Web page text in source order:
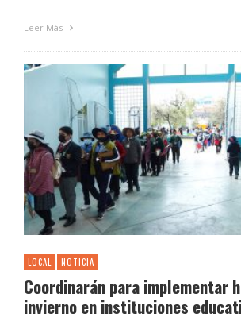
Leer Más
LOCAL NOTICIA
Coordinarán para implementar
invierno en instituciones